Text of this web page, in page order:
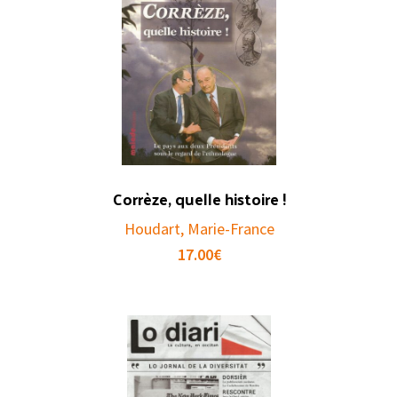
Corrèze, quelle histoire !
Houdart, Marie-France
17.00€